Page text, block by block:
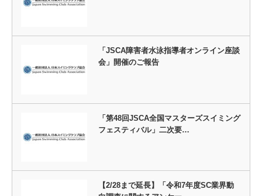
「JSCA障害者水泳指導者オンライン座談
会」開催のご報告
「第48回JSCA全国マスターズスイミング
フェスティバル」二次要…
【2/28まで延長】「令和7年度SC業界動